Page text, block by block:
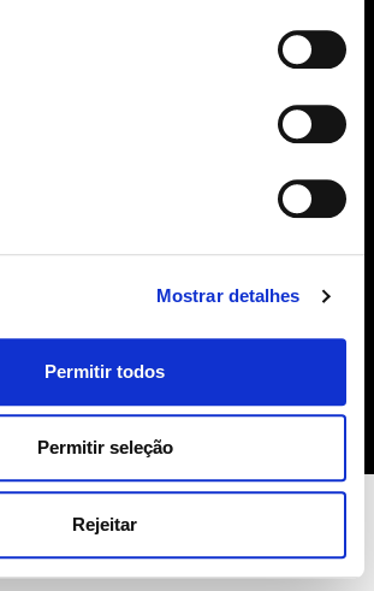
Mostrar detalhes
Permitir todos
Permitir seleção
Rejeitar
Produtos
Contactos
Política de Cookies